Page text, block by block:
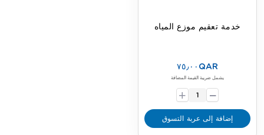
خدمة تعقيم موزع المياه
٧٥٫٠٠QAR
يشمل ضريبة القيمة المضافة
-
+
إضافة إلى عربة التسوق